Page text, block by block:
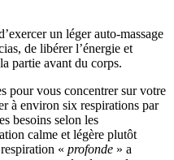
un léger auto-massage
de libérer l’énergie et
partie avant du corps.
pour vous concentrer sur votre
à environ six respirations par
besoins selon les
calme et légère plutôt
« profonde » a